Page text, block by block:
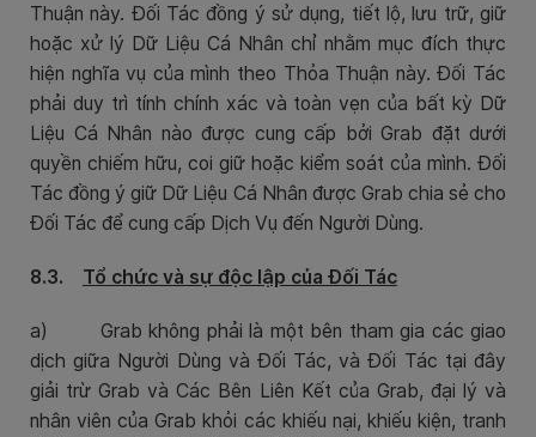
Thuận này. Đối Tác đồng ý sử dụng, tiết lộ, lưu trữ, giữ
hoặc xử lý Dữ Liệu Cá Nhân chỉ nhằm mục đích thực
hiện nghĩa vụ của mình theo Thỏa Thuận này. Đối Tác
phải duy trì tính chính xác và toàn vẹn của bất kỳ Dữ
Liệu Cá Nhân nào được cung cấp bởi Grab đặt dưới
quyền chiếm hữu, coi giữ hoặc kiểm soát của mình. Đối
Tác đồng ý giữ Dữ Liệu Cá Nhân được Grab chia sẻ cho
Đối Tác để cung cấp Dịch Vụ đến Người Dùng.
8.3. Tổ chức và sự độc lập của Đối Tác
a)
Grab không phải là một bên tham gia các giao
dịch giữa Người Dùng và Đối Tác, và Đối Tác tại đây
giải trừ Grab và Các Bên Liên Kết của Grab, đại lý và
nhân viên của Grab khỏi các khiếu nại, khiếu kiện, tranh